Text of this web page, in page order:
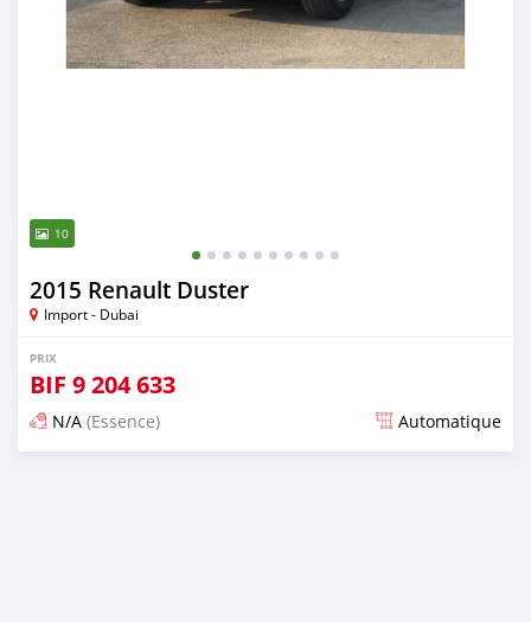
10
2015 Renault Duster
Import - Dubai
PRIX
BIF 9 204 633
N/A (Essence) Automatique